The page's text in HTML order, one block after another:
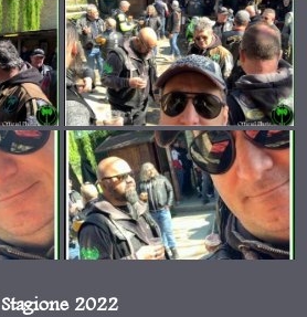
Stagione 2022